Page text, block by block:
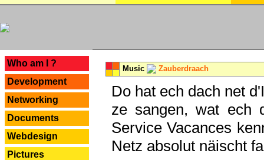
Who am I ?
Development
Networking
Documents
Webdesign
Pictures
Music Zauberdraach
Do hat ech dach net
ze sangen, wat ech
Service Vacances
Netz absolut näischt